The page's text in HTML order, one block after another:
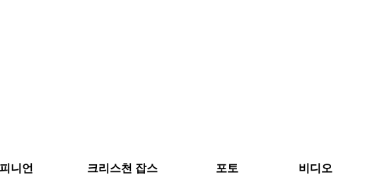
니언 크리스천 잡스 포토 비디오